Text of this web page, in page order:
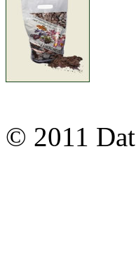
© 2011